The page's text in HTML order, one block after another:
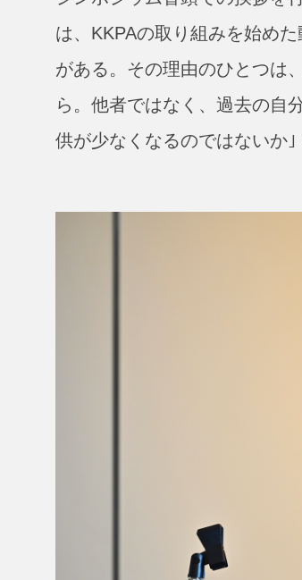
は、KKPAの取り組みを始め
がある。その理由のひとつは
ら。他者ではなく、過去の自
供が少なくなるのではないか｣